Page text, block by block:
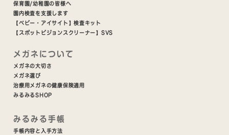
保育園/幼稚園の皆様へ
園内検査を支援します
【ベビー・アイサイト】検査キット
【スポットビジョンスクリーナー】SVS
メガネについて
メガネの大切さ
メガネ選び
治療用メガネの健康保険適用
みるみるSHOP
みるみる手帳
手帳内容と入手方法